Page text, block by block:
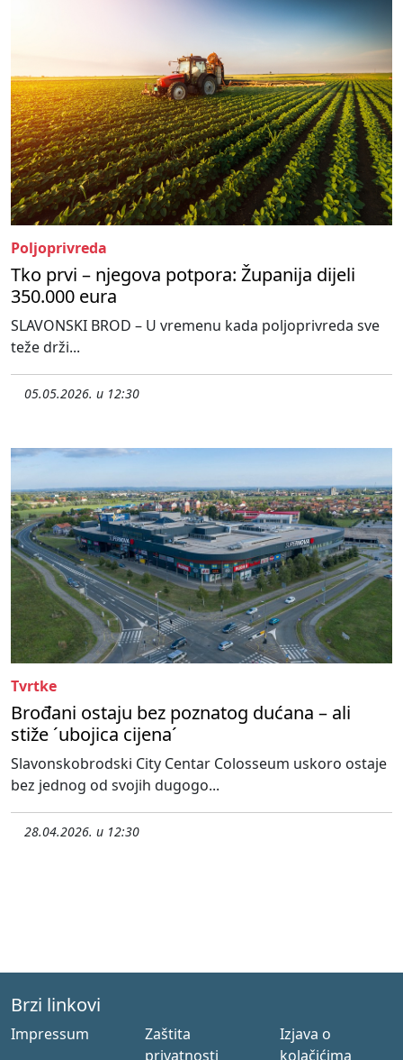
Poljoprivreda
Tko prvi – njegova potpora: Županija dijeli
350.000 eura
SLAVONSKI BROD – U vremenu kada poljoprivreda sve
teže drži...
05.05.2026. u 12:30
Tvrtke
Brođani ostaju bez poznatog dućana – ali
stiže ´ubojica cijena´
Slavonskobrodski City Centar Colosseum uskoro ostaje
bez jednog od svojih dugogo...
28.04.2026. u 12:30
Brzi linkovi
Impressum
Zaštita
privatnosti
Izjava o
kolačićima